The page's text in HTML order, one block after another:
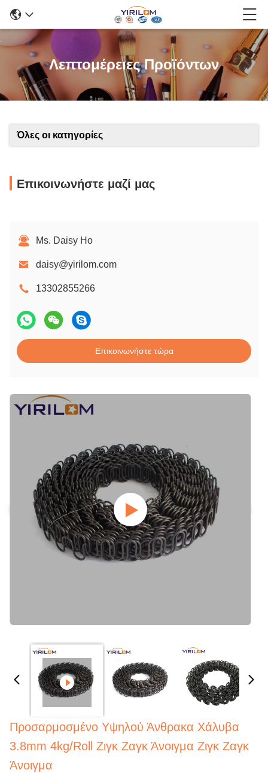
Λεπτομέρειες Προϊόντων
Όλες οι κατηγορίες
Επικοινωνήστε μαζί μας
Ms. Daisy Ho
daisy@yirilom.com
13302855266
Επικοινωνήστε τώρα
Προσαρμοσμένο Υψηλού Άνθρακα Χάλυβα
3.8mm 4kg/Roll Ζιγκ Ζαγκ Άνοιγμα Ζιγκ Ζαγκ
Άνοιγμα